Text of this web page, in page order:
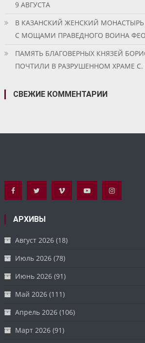
9 АВГУСТА
В КАЗАНСКИЙ ЖЕНСКИЙ МОНАСТЫРЬ
С МОЩАМИ ПРАВЕДНОГО ВОИНА
ПАМЯТЬ БЛАГОВЕРНЫХ КНЯЗЕЙ
ПОЧТИЛИ В РАЗРУШЕННОМ ХРАМЕ С.
СВЕЖИЕ КОММЕНТАРИИ
АРХИВЫ
Август 2026 (18)
Июль 2026 (78)
Июнь 2026 (91)
Май 2026 (111)
Апрель 2026 (106)
Март 2026 (91)